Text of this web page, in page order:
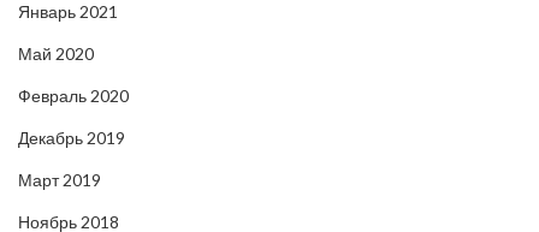
Январь 2021
Май 2020
Февраль 2020
Декабрь 2019
Март 2019
Ноябрь 2018